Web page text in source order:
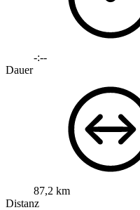
-:--
Dauer
87,2 km
Distanz